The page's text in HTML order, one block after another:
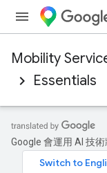
Mobility
Essentials
Google 會運用 AI 技